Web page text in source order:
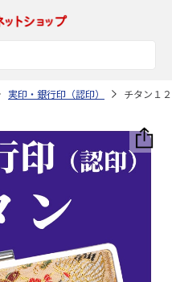
実印・銀行印（認印） チタン１